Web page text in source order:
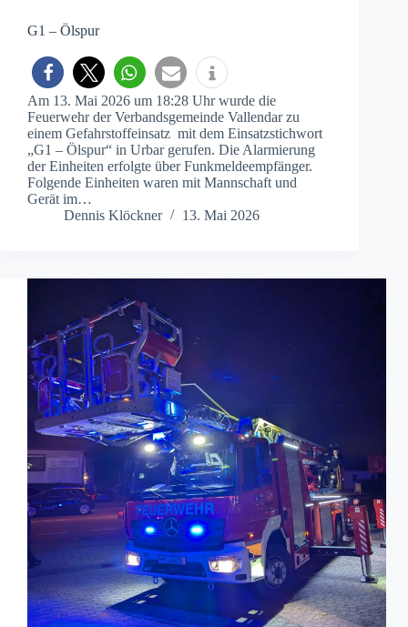
G1 – Ölspur
Am 13. Mai 2026 um 18:28 Uhr wurde die
Feuerwehr der Verbandsgemeinde Vallendar zu
einem Gefahrstoffeinsatz mit dem Einsatzstichwort
„G1 – Ölspur“ in Urbar gerufen. Die Alarmierung
der Einheiten erfolgte über Funkmeldeempfänger.
Folgende Einheiten waren mit Mannschaft und
Gerät im…
Dennis Klöckner
13. Mai 2026